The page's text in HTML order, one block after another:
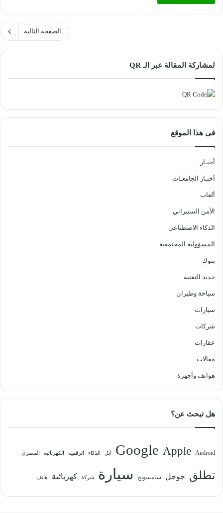
الصفحة التالية
لمشاركة المقالة عبر الـ QR
فى هذا الموقع
أخبـار
أخبـار الجامعـات
ألعاب
الأمن السيبراني
الذكاء الاصطناعي
المسؤولية المجتمعية
بنوك
جديد التقنية
سياحة وطيران
سيارات
شركات
عقارات
مقالات
هواتف وأجهزة
هل تبحث عن؟
Android
Apple
Google آبل الذكاء الرقمية الكهربائية المصري
تطلق جوجل سامسونج سيارة شركة كهربائية هاتف